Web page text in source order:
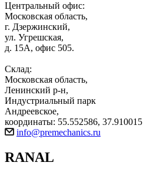
Центральный офис:
Московская область,
г. Дзержинский,
ул. Угрешская,
д. 15А, офис 505.
Склад:
Московская область,
Ленинский р-н,
Индустриальный парк
Андреевское,
координаты: 55.552586, 37.910015
info@premechanics.ru
RANAL